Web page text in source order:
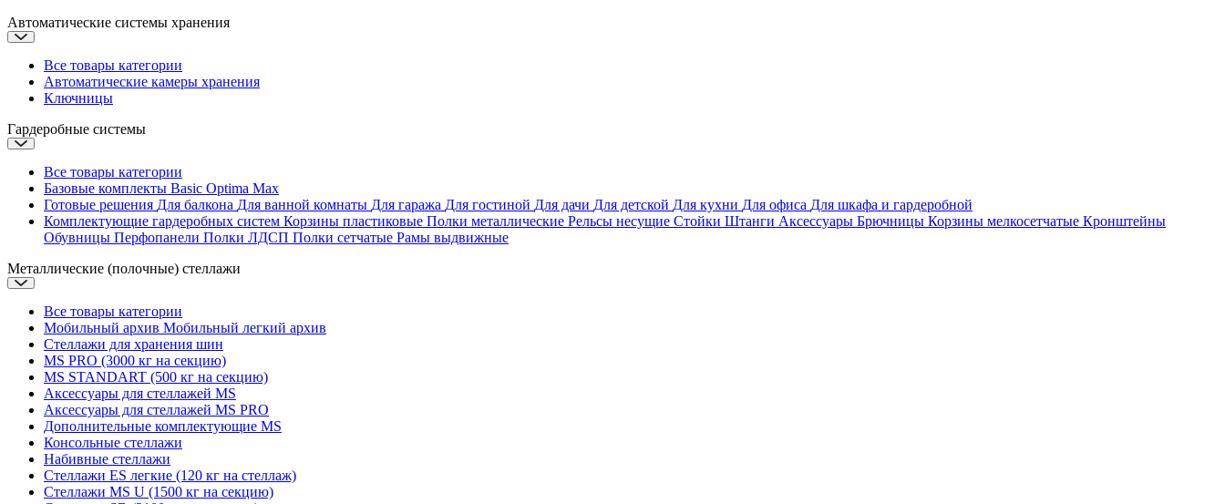
Автоматические системы хранения
Все товары категории
Автоматические камеры хранения
Ключницы
Гардеробные системы
Все товары категории
Базовые комплекты Basic Optima Max
Готовые решения Для балкона Для ванной комнаты Для гаража Для гостиной Для дачи Для детской Для кухни Для офиса Для шкафа и гардеробной
Комплектующие гардеробных систем Корзины пластиковые Полки металлические Рельсы несущие Стойки Штанги Аксессуары Брючницы Корзины мелкосетчатые Кронштейны
Обувницы Перфопанели Полки ЛДСП Полки сетчатые Рамы выдвижные
Металлические (полочные) стеллажи
Все товары категории
Мобильный архив Мобильный легкий архив
Стеллажи для хранения шин
MS PRO (3000 кг на секцию)
MS STANDART (500 кг на секцию)
Аксессуары для стеллажей MS
Аксессуары для стеллажей MS PRO
Дополнительные комплектующие MS
Консольные стеллажи
Набивные стеллажи
Стеллажи ES легкие (120 кг на стеллаж)
Стеллажи MS U (1500 кг на секцию)